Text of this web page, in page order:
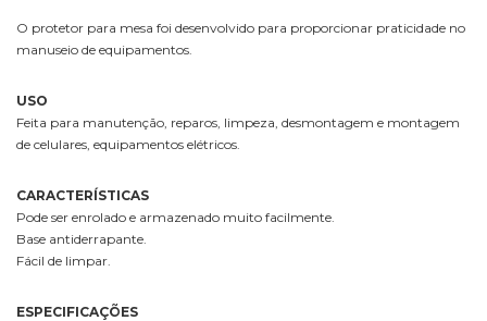
O protetor para mesa foi desenvolvido para proporcionar praticidade no
manuseio de equipamentos.
USO
Feita para manutenção, reparos, limpeza, desmontagem e montagem
de celulares, equipamentos elétricos.
CARACTERÍSTICAS
Pode ser enrolado e armazenado muito facilmente.
Base antiderrapante.
Fácil de limpar.
ESPECIFICAÇÕES